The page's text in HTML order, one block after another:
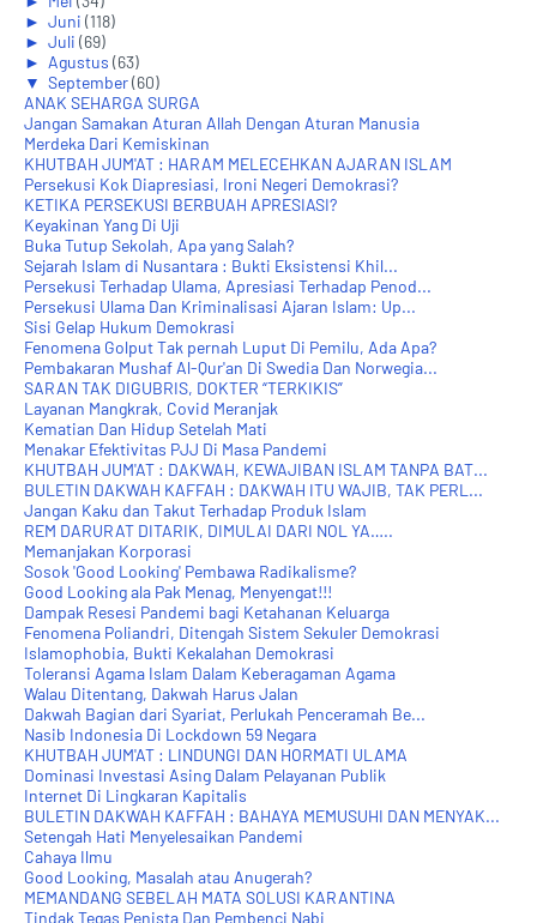
► Juni (118)
► Juli (69)
► Agustus (63)
▼ September(60)
ANAK SEHARGA SURGA
Jangan Samakan Aturan Allah Dengan Aturan Manusia
Merdeka Dari Kemiskinan
KHUTBAH JUM'AT : HARAM MELECEHKAN AJARAN ISLAM
Persekusi Kok Diapresiasi, Ironi Negeri Demokrasi?
KETIKA PERSEKUSI BERBUAH APRESIASI?
Keyakinan Yang Di Uji
Buka Tutup Sekolah, Apa yang Salah?
Sejarah Islam di Nusantara : Bukti Eksistensi Khil...
Persekusi Terhadap Ulama, Apresiasi Terhadap Penod...
Persekusi Ulama Dan Kriminalisasi Ajaran Islam: Up...
Sisi Gelap Hukum Demokrasi
Fenomena Golput Tak pernah Luput Di Pemilu, Ada Apa?
Pembakaran Mushaf Al-Qur'an Di Swedia Dan Norwegia...
SARAN TAK DIGUBRIS, DOKTER “TERKIKIS”
Layanan Mangkrak, Covid Meranjak
Kematian Dan Hidup Setelah Mati
Menakar Efektivitas PJJ Di Masa Pandemi
KHUTBAH JUM'AT : DAKWAH, KEWAJIBAN ISLAM TANPA BAT...
BULETIN DAKWAH KAFFAH : DAKWAH ITU WAJIB, TAK PERL...
Jangan Kaku dan Takut Terhadap Produk Islam
REM DARURAT DITARIK, DIMULAI DARI NOL YA…..
Memanjakan Korporasi
Sosok 'Good Looking' Pembawa Radikalisme?
Good Looking ala Pak Menag, Menyengat!!!
Dampak Resesi Pandemi bagi Ketahanan Keluarga
Fenomena Poliandri, Ditengah Sistem Sekuler Demokrasi
Islamophobia, Bukti Kekalahan Demokrasi
Toleransi Agama Islam Dalam Keberagaman Agama
Walau Ditentang, Dakwah Harus Jalan
Dakwah Bagian dari Syariat, Perlukah Penceramah Be...
Nasib Indonesia Di Lockdown 59 Negara
KHUTBAH JUM'AT : LINDUNGI DAN HORMATI ULAMA
Dominasi Investasi Asing Dalam Pelayanan Publik
Internet Di Lingkaran Kapitalis
BULETIN DAKWAH KAFFAH : BAHAYA MEMUSUHI DAN MENYAK...
Setengah Hati Menyelesaikan Pandemi
Cahaya Ilmu
Good Looking, Masalah atau Anugerah?
MEMANDANG SEBELAH MATA SOLUSI KARANTINA
Tindak Tegas Penista Dan Pembenci Nabi